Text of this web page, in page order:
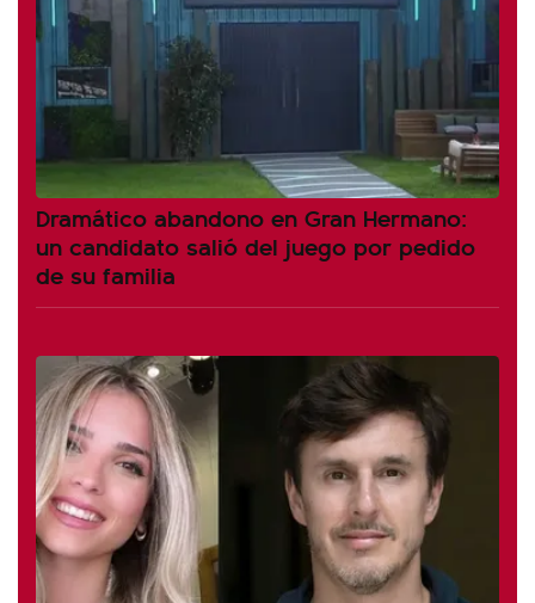
Dramático abandono en Gran Hermano:
un candidato salió del juego por pedido
de su familia